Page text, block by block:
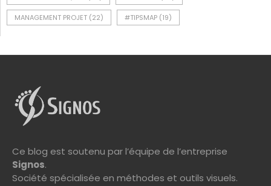
Ce blog est soutenu par l’équipe de l’entreprise
Signos
BESOIN DE MÉTHODES VISUELLES ?